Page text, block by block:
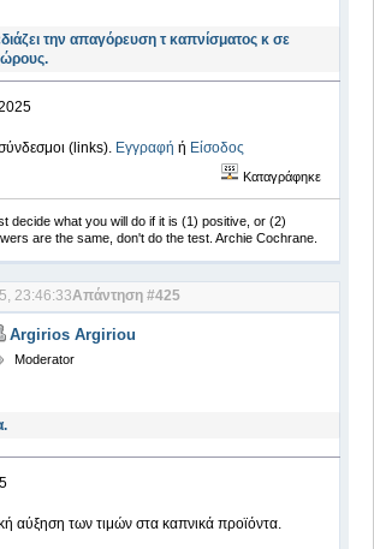
την απαγόρευση τ καπνίσματος κ σε
(links). Εγγραφή ή Είσοδος
Καταγράφηκε
decide what you will do if it is (1) positive, or (2)
are the same, don't do the test. Archie Cochrane.
23:46:33Απάντηση #425
Argirios Argiriou
Moderator
αύξηση των τιμών στα καπνικά προϊόντα.